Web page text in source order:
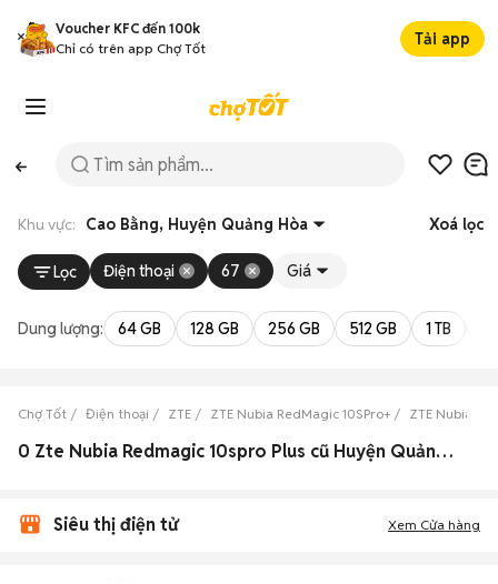
Voucher KFC đến 100k
Chỉ có trên app Chợ Tốt
Tải app
Khu vực: Cao Bằng, Huyện Quảng Hòa Xoá lọc
Lọc Điện thoại 67 Giá
Dung lượng: 64 GB 128 GB 256 GB 512 GB 1 TB
Chợ Tốt Điện thoại ZTE ZTE Nubia RedMagic 10SPro+ ZTE Nubia
0 Zte Nubia Redmagic 10spro Plus cũ Huyện Quảng Hòa, Cao Bằng đẹp
Siêu thị điện tử Xem Cửa hàng